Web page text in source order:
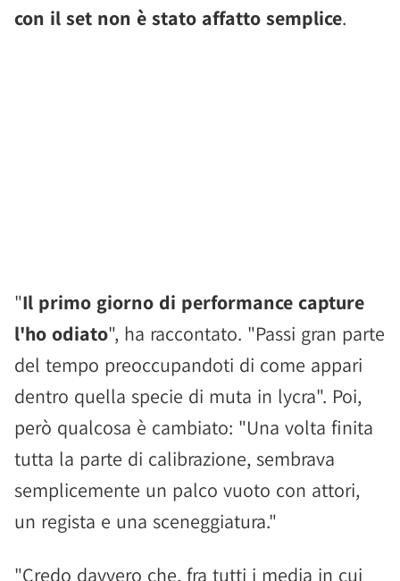
con il set non è stato affatto semplice.
"Il primo giorno di performance capture
l'ho odiato", ha raccontato. "Passi gran parte
del tempo preoccupandoti di come appari
dentro quella specie di muta in lycra". Poi,
però qualcosa è cambiato: "Una volta finita
tutta la parte di calibrazione, sembrava
semplicemente un palco vuoto con attori,
un regista e una sceneggiatura."
"Credo davvero che, fra tutti i media in cui